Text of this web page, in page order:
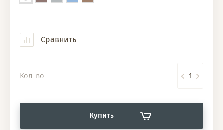
Сравнить
Кол-во
Купить